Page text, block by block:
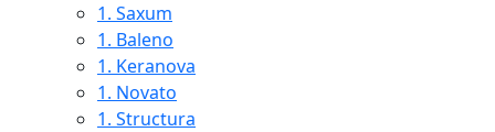
1. Saxum
1. Baleno
1. Keranova
1. Novato
1. Structura